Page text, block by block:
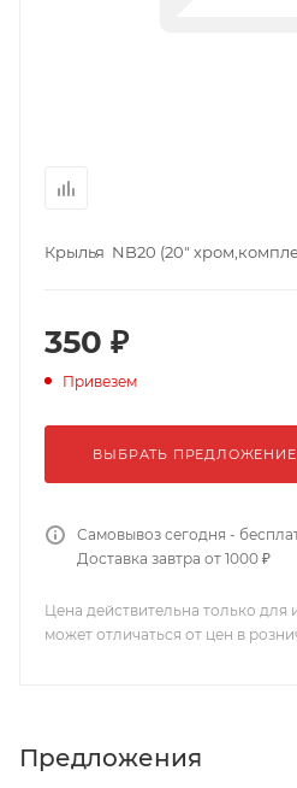
Крылья NB20 (20"
350 ₽
Привезем
ВЫБРАТЬ ПРЕДЛОЖЕНИЕ
Самовывоз сегодня -
Доставка завтра от 1000 ₽
Цена действительна только для
может отличаться от цен в
Предложения